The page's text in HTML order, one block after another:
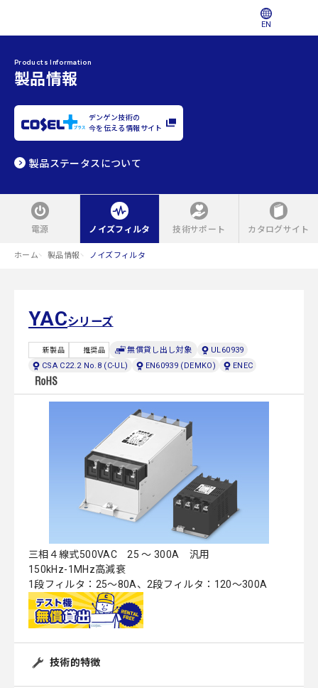
EN
Products Information
製品情報
デンゲン技術の
今を伝える情報サイト
製品ステータスについて
電源 ノイズフィルタ 技術サポート カタログサイト
ホーム 製品情報 ノイズフィルタ
YACシリーズ
新製品 推奨品 無償貸し出し対象
UL60939
CSA C22.2 No.8 (C-UL)
EN60939 (DEMKO) ENEC
三相４線式500VAC 25 ～ 300A 汎用
150kHz-1MHz高減衰
1段フィルタ：25～80A、2段フィルタ：120～300A
技術的特徴